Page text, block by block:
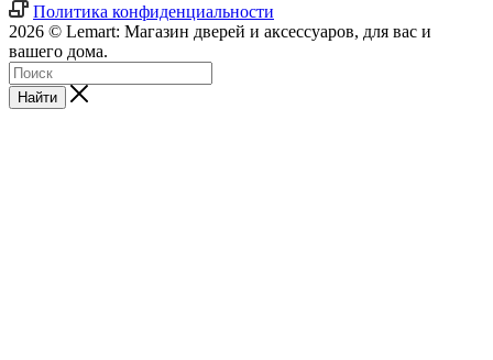
Политика конфиденциальности
2026 © Lemart: Магазин дверей и аксессуаров, для вас и
вашего дома.
Найти